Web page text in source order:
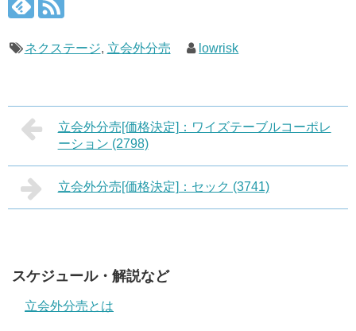
ネクステージ, 立会外分売 lowrisk
立会外分売[価格決定]：ワイズテーブルコーポレ
ーション (2798)
立会外分売[価格決定]：セック (3741)
スケジュール・解説など
立会外分売とは